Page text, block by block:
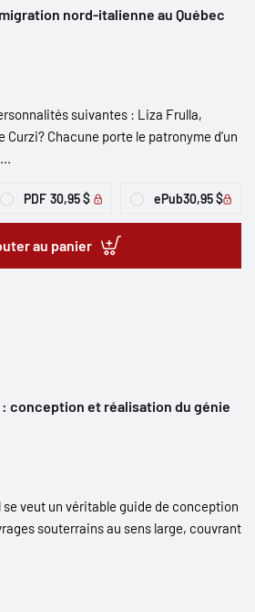
nord-italienne au Québec
suivantes : Liza Frulla,
Chacune porte le patronyme d’un
PDF 30,95 $ ePub30,95 $
au panier
conception et réalisation du génie
se veut un véritable guide de conception
souterrains au sens large, couvrant